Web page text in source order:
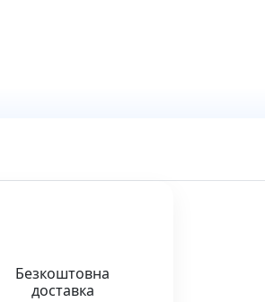
Безкоштовна
доставка